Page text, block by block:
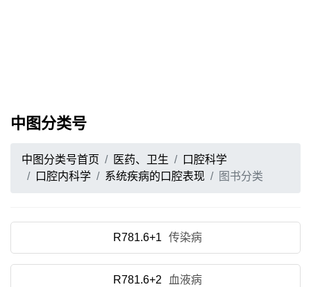
中图分类号
中图分类号首页 医药、卫生
口腔科学
口腔内科学
系统疾病的口腔表现 图书分类
R781.6+1 传染病
R781.6+2 血液病